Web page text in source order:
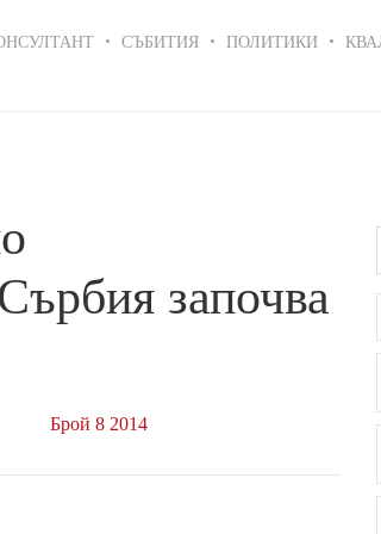
СЪБИТИЯ ПОЛИТИКИ
започва
Брой 8 2014